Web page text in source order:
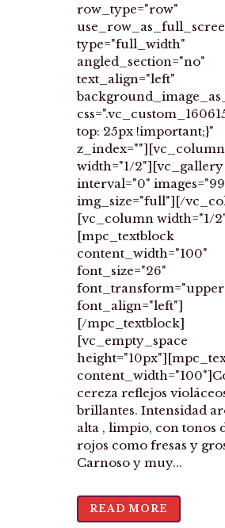
row_type="row"
type="full_width"
angled_section="no"
text_align="left"
top: 25px !important;}"
z_index=""][vc_column
width="1/2"][vc_gallery
interval="0"
img_size="full"][/
[vc_column width="1/
[mpc_textblock
content_width="100"
font_size="26"
font_align="left"]
[/mpc_textblock]
[vc_empty_space
cereza reflejos
brillantes. Intensidad
alta , limpio, con tonos
rojos como fresas y
Carnoso y muy...
READ MORE